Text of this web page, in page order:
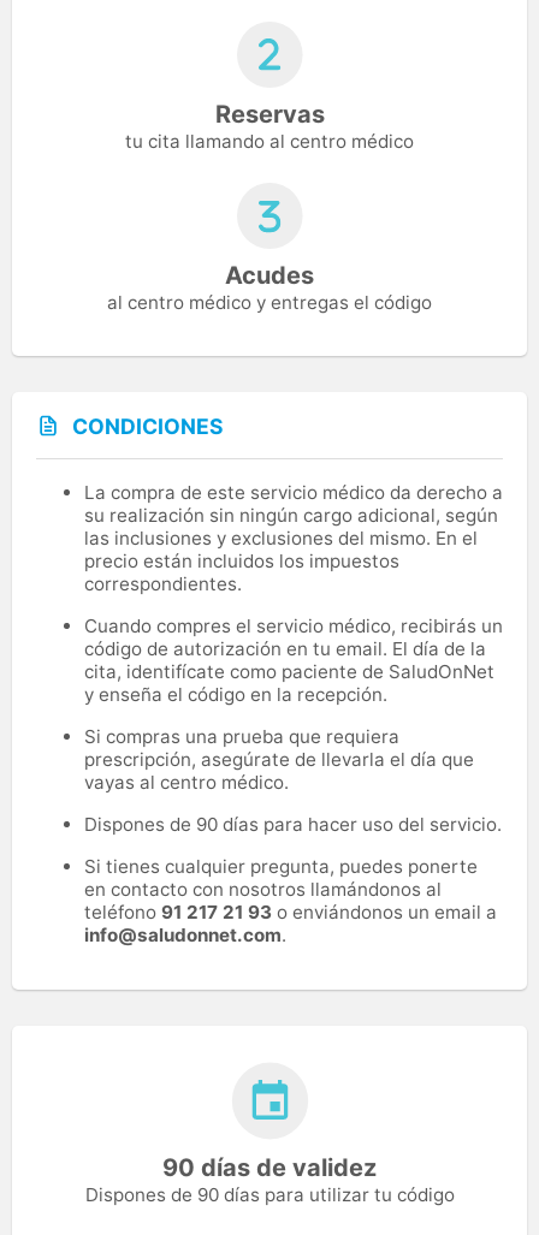
Reservas
tu cita llamando al centro médico
Acudes
al centro médico y entregas el código
CONDICIONES
La compra de este servicio médico da derecho a
su realización sin ningún cargo adicional, según
las inclusiones y exclusiones del mismo. En el
precio están incluidos los impuestos
correspondientes.
Cuando compres el servicio médico, recibirás un
código de autorización en tu email. El día de la
cita, identifícate como paciente de SaludOnNet
y enseña el código en la recepción.
Si compras una prueba que requiera
prescripción, asegúrate de llevarla el día que
vayas al centro médico.
Dispones de 90 días para hacer uso del servicio.
Si tienes cualquier pregunta, puedes ponerte
en contacto con nosotros llamándonos al
teléfono 91 217 21 93 o enviándonos un email a
info@saludonnet.com.
90 días de validez
Dispones de 90 días para utilizar tu código